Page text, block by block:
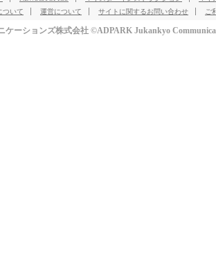
ついて
運営について サイトに関するお問い合わせ ご
ケーションズ株式会社 ©ADPARK Jukankyo